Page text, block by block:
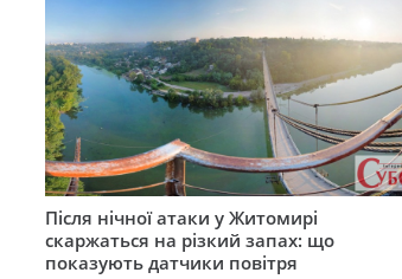
Після нічної атаки у Житомирі
скаржаться на різкий запах: що
показують датчики повітря